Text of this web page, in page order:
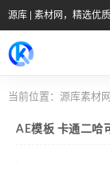
源库 | 素材网，精选优
当前位置： 源库素材网
AE模板 卡通二哈